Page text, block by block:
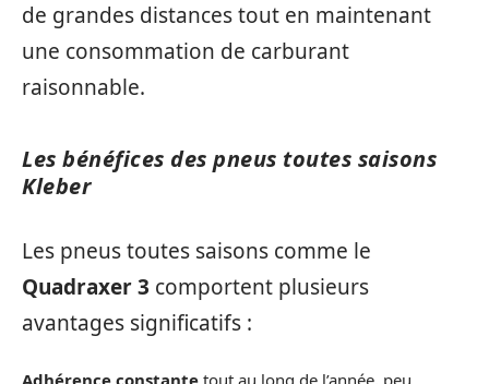
de grandes distances tout en maintenant
une consommation de carburant
raisonnable.
Les bénéfices des pneus toutes saisons
Kleber
Les pneus toutes saisons comme le
Quadraxer 3 comportent plusieurs
avantages significatifs :
Adhérence constante tout au long de l’année, peu